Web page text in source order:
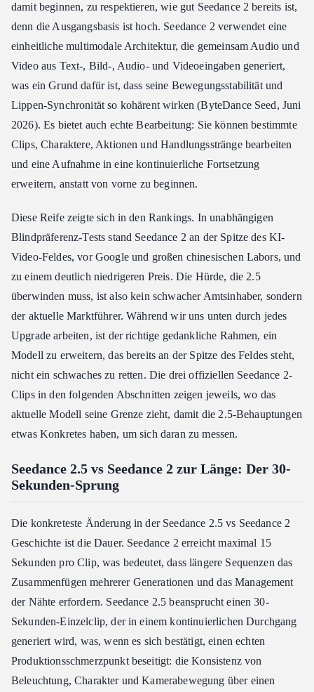
damit beginnen, zu respektieren, wie gut Seedance 2 bereits ist,
denn die Ausgangsbasis ist hoch. Seedance 2 verwendet eine
einheitliche multimodale Architektur, die gemeinsam Audio und
Video aus Text-, Bild-, Audio- und Videoeingaben generiert,
was ein Grund dafür ist, dass seine Bewegungsstabilität und
Lippen-Synchronität so kohärent wirken (ByteDance Seed, Juni
2026). Es bietet auch echte Bearbeitung: Sie können bestimmte
Clips, Charaktere, Aktionen und Handlungsstränge bearbeiten
und eine Aufnahme in eine kontinuierliche Fortsetzung
erweitern, anstatt von vorne zu beginnen.
Diese Reife zeigte sich in den Rankings. In unabhängigen
Blindpräferenz-Tests stand Seedance 2 an der Spitze des KI-
Video-Feldes, vor Google und großen chinesischen Labors, und
zu einem deutlich niedrigeren Preis. Die Hürde, die 2.5
überwinden muss, ist also kein schwacher Amtsinhaber, sondern
der aktuelle Marktführer. Während wir uns unten durch jedes
Upgrade arbeiten, ist der richtige gedankliche Rahmen, ein
Modell zu erweitern, das bereits an der Spitze des Feldes steht,
nicht ein schwaches zu retten. Die drei offiziellen Seedance 2-
Clips in den folgenden Abschnitten zeigen jeweils, wo das
aktuelle Modell seine Grenze zieht, damit die 2.5-Behauptungen
etwas Konkretes haben, um sich daran zu messen.
Seedance 2.5 vs Seedance 2 zur Länge: Der 30-
Sekunden-Sprung
Die konkreteste Änderung in der Seedance 2.5 vs Seedance 2
Geschichte ist die Dauer. Seedance 2 erreicht maximal 15
Sekunden pro Clip, was bedeutet, dass längere Sequenzen das
Zusammenfügen mehrerer Generationen und das Management
der Nähte erfordern. Seedance 2.5 beansprucht einen 30-
Sekunden-Einzelclip, der in einem kontinuierlichen Durchgang
generiert wird, was, wenn es sich bestätigt, einen echten
Produktionsschmerzpunkt beseitigt: die Konsistenz von
Beleuchtung, Charakter und Kamerabewegung über einen